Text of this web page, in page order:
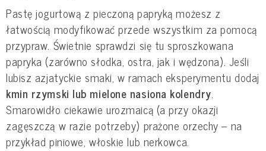
Pastę jogurtową z pieczoną papryką możesz z
łatwością modyfikować przede wszystkim za pomocą
przypraw. Świetnie sprawdzi się tu sproszkowana
papryka (zarówno słodka, ostra, jak i wędzona). Jeśli
lubisz azjatyckie smaki, w ramach eksperymentu dodaj
kmin rzymski lub mielone nasiona kolendry.
Smarowidło ciekawie urozmaicą (a przy okazji
zagęszczą w razie potrzeby) prażone orzechy – na
przykład piniowe, włoskie lub nerkowca.